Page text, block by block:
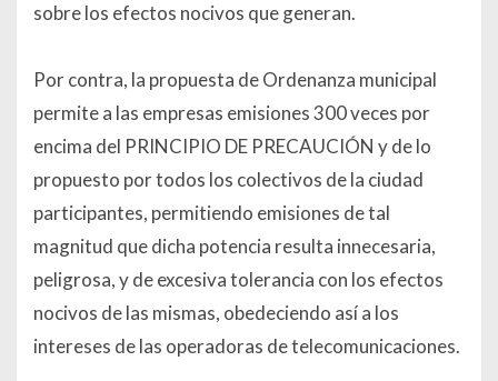
sobre los efectos nocivos que generan.
Por contra, la propuesta de Ordenanza municipal
permite a las empresas emisiones 300 veces por
encima del PRINCIPIO DE PRECAUCIÓN y de lo
propuesto por todos los colectivos de la ciudad
participantes, permitiendo emisiones de tal
magnitud que dicha potencia resulta innecesaria,
peligrosa, y de excesiva tolerancia con los efectos
nocivos de las mismas, obedeciendo así a los
intereses de las operadoras de telecomunicaciones.